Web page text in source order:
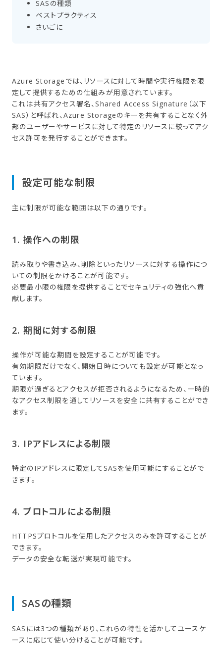
SASの​種類
ベストプラクティス
さい​ごに
Azure Storageでは、リソースに対して時間や実行権限を限
定して提供するための仕組みが用意されています。
これは共有アクセス署名、Shared Access Signature（以下
SAS）と呼ばれ、Azure Storageのキーを共有することなく外
部のユーザーやサービスに対して特定のリソースに絞ってアク
セス許可を発行することができます。
設定可能な​制限
主に制限が可能な範囲は以下の通りです。
1. 操作への​制限
読み取りや書き込み、削除といったリソースに対する操作につ
いての制限をかけることが可能です。
必要最小限の権限を提供することでセキュリティの強化へ貢
献します。
2. 期間に​対する​制限
操作が可能な期間を設定することが可能です。
有効期限だけでなく、開始日時についても設定が可能となっ
ています。
期限が過ぎるとアクセスが拒否されるようになるため、一時的
なアクセス制限を通してリソースを安全に共有することができ
ます。
3. IPアドレスに​よる​制限
特定のIPアドレスに限定してSASを使用可能にすることがで
きます。
4. プロトコルに​よる​制限
HTTPSプロトコルを使用したアクセスのみを許可することが
できます。
データの安全な転送が実現可能です。
SASの​種類
SASには3つの種類があり、これらの特性を活かしてユースケ
ースに応じて使い分けることが可能です。